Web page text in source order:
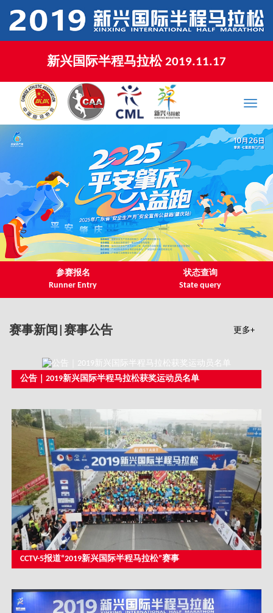
新兴国际半程马拉松 2019.11.17
XINXING MARATHON 2019.11.17
Toggle
参赛报名
Runner Entry
状态查询
State query
赛事新闻|赛事公告 更多+
公告｜2019新兴国际半程马拉松获奖运动员名单
CCTV-5报道“2019新兴国际半程马拉松”赛事